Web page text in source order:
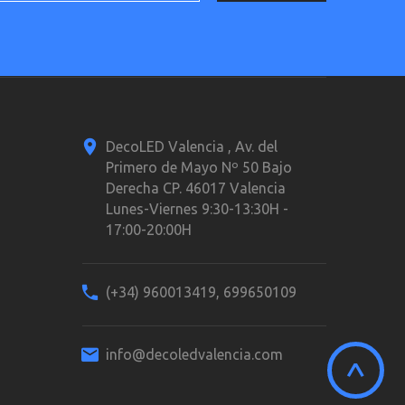
DecoLED Valencia , Av. del
Primero de Mayo Nº 50 Bajo
Derecha CP. 46017 Valencia
Lunes-Viernes 9:30-13:30H -
17:00-20:00H
(+34) 960013419, 699650109
info@decoledvalencia.com ^